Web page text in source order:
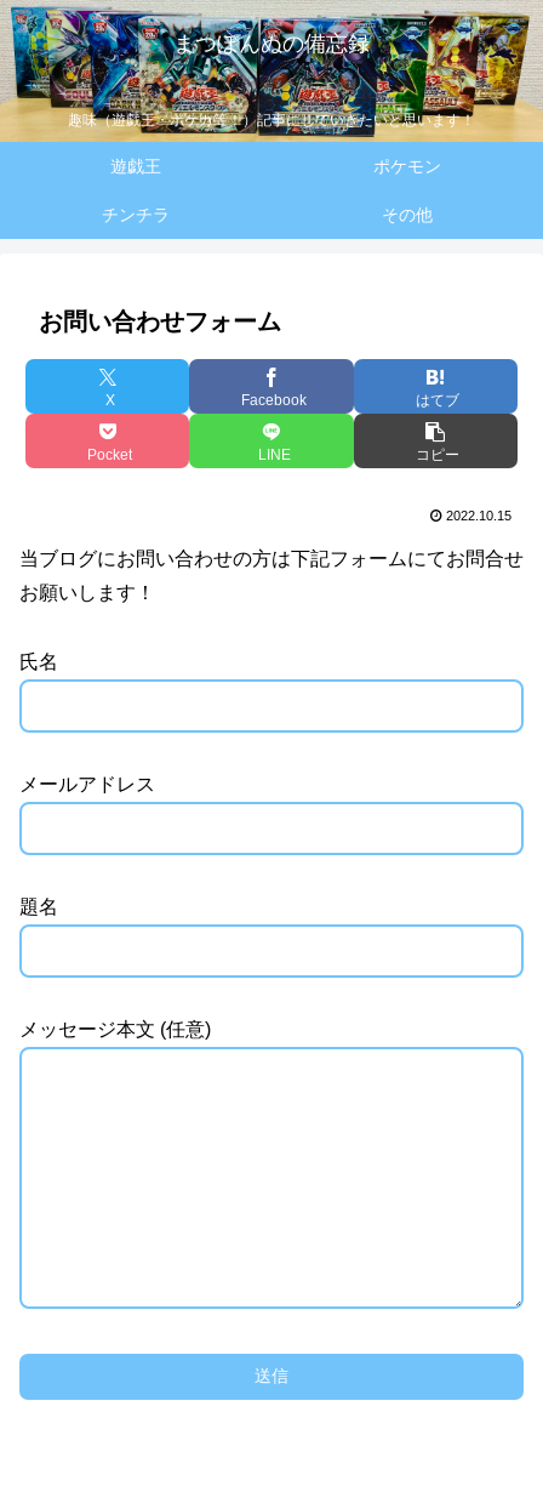
まつぽんぬの備忘録
趣味（遊戯王・ポケカ等！）記事にしていきたいと思います！
遊戯王 ポケモン
チンチラ その他
お問い合わせフォーム
X Facebook はてブ
Pocket LINE コピー
2022.10.15
当ブログにお問い合わせの方は下記フォームにてお問合せ
お願いします！
氏名
メールアドレス
題名
メッセージ本文 (任意)